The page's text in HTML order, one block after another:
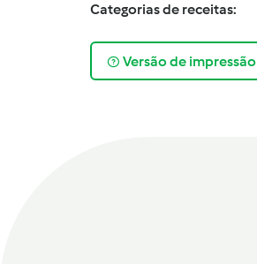
Categorias de receitas:
Versão de impressão